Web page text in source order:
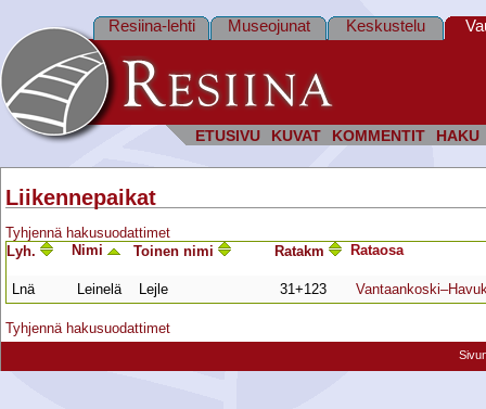
ETUSIVU KUVAT KOMMENTIT HAKU
Resiina-lehti Museojunat Keskustelu
Liikennepaikat
Tyhjennä hakusuodattimet
Lyh.
Nimi Toinen nimi Ratakm Rata­osa
Lnä Leinelä Lejle 31+123
Tyhjennä hakusuodattimet